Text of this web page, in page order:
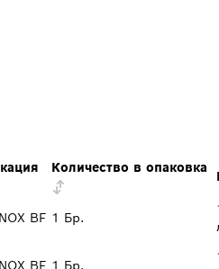
Количество в опаковка
BF 1 Бр.
BF 1 Бр.